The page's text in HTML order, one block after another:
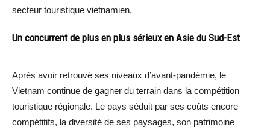
secteur touristique vietnamien.
Un concurrent de plus en plus sérieux en Asie du Sud-Est
Après avoir retrouvé ses niveaux d’avant-pandémie, le
Vietnam continue de gagner du terrain dans la compétition
touristique régionale. Le pays séduit par ses coûts encore
compétitifs, la diversité de ses paysages, son patrimoine